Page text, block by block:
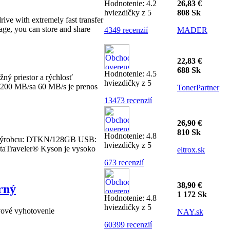
with extremely fast transfer
you can store and share
Hodnotenie: 4.2
hviezdičky z 5
4349 recenzií
26,83 €
808 Sk
MADER
priestor a rýchlosť
MB/sa 60 MB/s je prenos
Hodnotenie: 4.5
hviezdičky z 5
13473 recenzií
22,83 €
688 Sk
TonerPartner
DTKN/128GB USB:
® Kyson je vysoko
Hodnotenie: 4.8
hviezdičky z 5
673 recenzií
26,90 €
810 Sk
eltrox.sk
vyhotovenie
Hodnotenie: 4.8
hviezdičky z 5
60399 recenzií
38,90 €
1 172 Sk
NAY.sk